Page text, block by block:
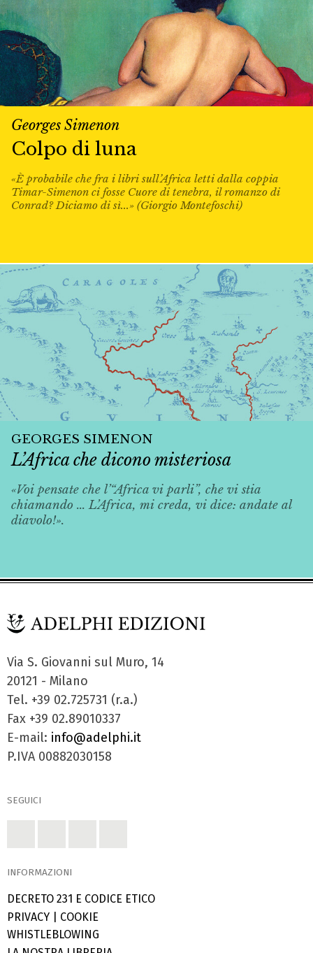
Georges Simenon
Colpo di luna
«È probabile che fra i libri sull’Africa letti dalla coppia
Timar-Simenon ci fosse Cuore di tenebra, il romanzo di
Conrad? Diciamo di sì...» (Giorgio Montefoschi)
GEORGES SIMENON
L’Africa che dicono misteriosa
«Voi pensate che l’“Africa vi parli”, che vi stia
chiamando ... L’Africa, mi creda, vi dice: andate al
diavolo!».
Via S. Giovanni sul Muro, 14
20121 - Milano
Tel. +39 02.725731 (r.a.)
Fax +39 02.89010337
E-mail: info@adelphi.it
P.IVA 00882030158
SEGUICI
INFORMAZIONI
DECRETO 231 E CODICE ETICO
PRIVACY
COOKIE
WHISTLEBLOWING